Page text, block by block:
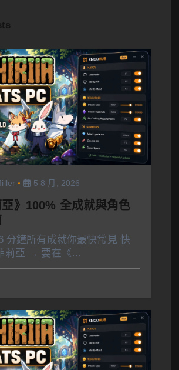
5 8 月, 2026
亞》100% 全成就與角色
分鐘所有成就你最快常見 快
莉亞 → 要在《…